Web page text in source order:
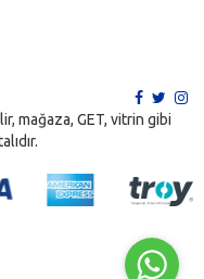
mağaza, GET, vitrin gibi